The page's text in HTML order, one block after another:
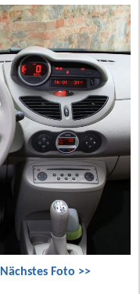
Nächstes Foto >>